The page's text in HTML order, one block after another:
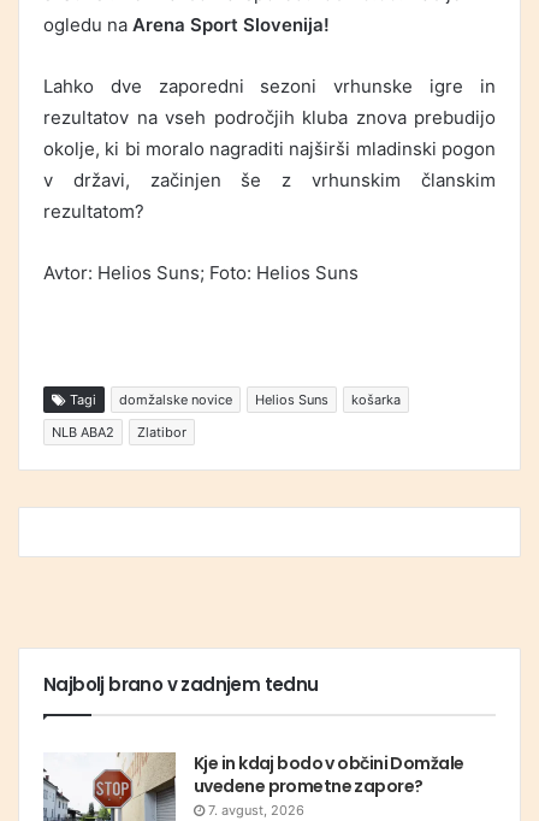
ogledu na Arena Sport Slovenija!
Lahko dve zaporedni sezoni vrhunske igre in
rezultatov na vseh področjih kluba znova prebudijo
okolje, ki bi moralo nagraditi najširši mladinski pogon
v državi, začinjen še z vrhunskim članskim
rezultatom?
Avtor: Helios Suns; Foto: Helios Suns
Tagi domžalske novice Helios Suns
košarka
NLB ABA2
Zlatibor
Najbolj brano v zadnjem tednu
Kje in kdaj bodo v občini Domžale
uvedene prometne zapore?
7. avgust, 2026